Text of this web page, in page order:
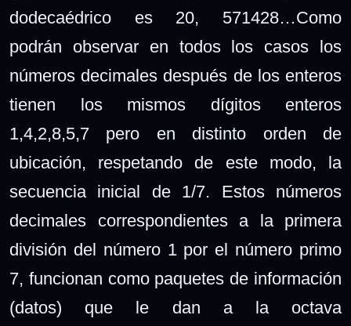
dodecaédrico es 20, 571428…Como
podrán observar en todos los casos los
números decimales después de los enteros
tienen los mismos dígitos enteros
1,4,2,8,5,7 pero en distinto orden de
ubicación, respetando de este modo, la
secuencia inicial de 1/7. Estos números
decimales correspondientes a la primera
división del número 1 por el número primo
7, funcionan como paquetes de información
(datos) que le dan a la octava